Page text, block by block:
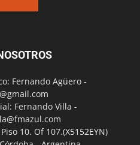
Fernando Agüero -
Fernando Villa -
10. Of 107.(X5152EYN)